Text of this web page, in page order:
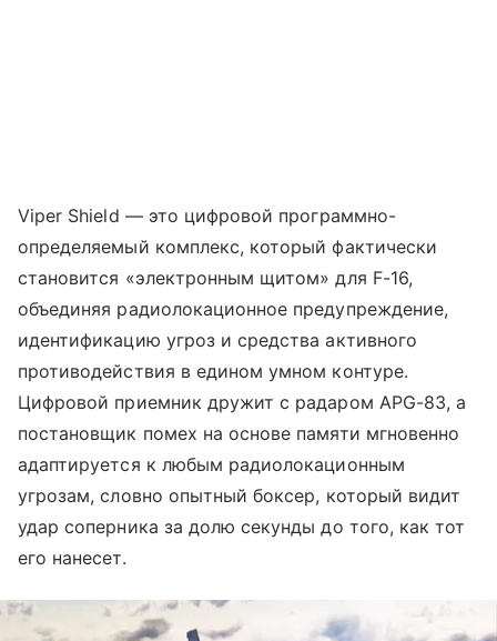
Viper Shield — это цифровой программно-
определяемый комплекс, который фактически
становится «электронным щитом» для F-16,
объединяя радиолокационное предупреждение,
идентификацию угроз и средства активного
противодействия в едином умном контуре.
Цифровой приемник дружит с радаром APG-83, а
постановщик помех на основе памяти мгновенно
адаптируется к любым радиолокационным
угрозам, словно опытный боксер, который видит
удар соперника за долю секунды до того, как тот
его нанесет.